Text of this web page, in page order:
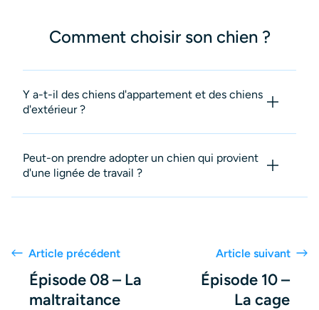
Comment choisir son chien ?
Y a-t-il des chiens d'appartement et des chiens
d'extérieur ?
Peut-on prendre adopter un chien qui provient
d'une lignée de travail ?
Article précédent
Épisode 08 – La
maltraitance
Article suivant
Épisode 10 –
La cage